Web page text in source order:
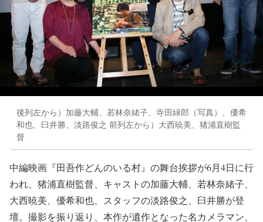
後列左から）加藤大輔、若林奈緒子、寺田緑郎（写真）、優希
和也、臼井勝、淡路俊之 前列左から）大西暁美、猪浦直樹監
督
中編映画『田吾作どんのいる村』の舞台挨拶が6月4日に行
われ、猪浦直樹監督、キャストの加藤大輔、若林奈緒子、
大西暁美、優希和也、スタッフの淡路俊之、臼井勝が登
壇。撮影を振り返り、本作が遺作となった名カメラマン、